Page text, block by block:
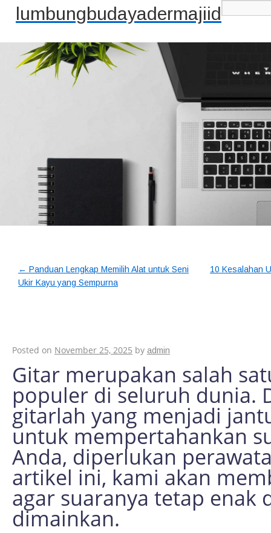
lumbungbudayadermajiid
← Panduan Lengkap Memilih Alat untuk Seni
Ukir Kayu yang Sempurna
10 Kesalahan
Posted on November 25, 2025 by admin
Gitar merupakan salah
populer di seluruh dunia.
gitarlah yang menjadi
untuk mempertahankan
Anda, diperlukan
artikel ini, kami akan
agar suaranya tetap enak
dimainkan.